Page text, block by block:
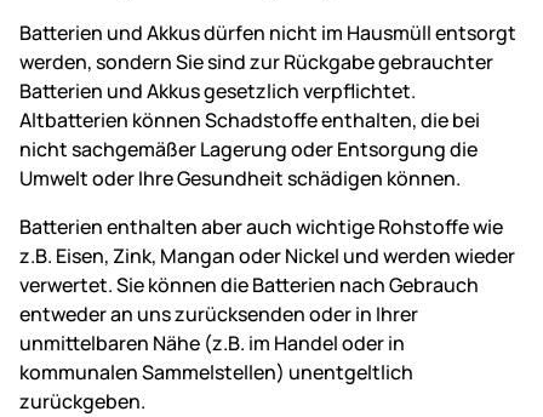
Batterien und Akkus dürfen nicht im Hausmüll entsorgt
werden, sondern Sie sind zur Rückgabe gebrauchter
Batterien und Akkus gesetzlich verpflichtet.
Altbatterien können Schadstoffe enthalten, die bei
nicht sachgemäßer Lagerung oder Entsorgung die
Umwelt oder Ihre Gesundheit schädigen können.
Batterien enthalten aber auch wichtige Rohstoffe wie
z.B. Eisen, Zink, Mangan oder Nickel und werden wieder
verwertet. Sie können die Batterien nach Gebrauch
entweder an uns zurücksenden oder in Ihrer
unmittelbaren Nähe (z.B. im Handel oder in
kommunalen Sammelstellen) unentgeltlich
zurückgeben.